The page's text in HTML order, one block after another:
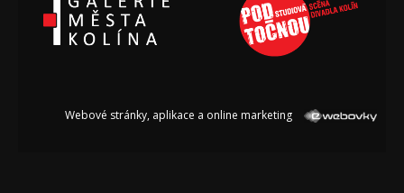
Webové stránky, aplikace a online marketing